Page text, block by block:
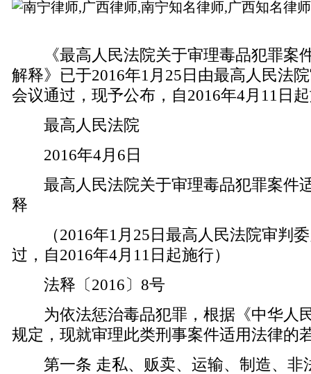
《最高人民法院关于审理毒品犯罪案
解释》已于2016年1月25日由最高人民法
会议通过，现予公布，自2016年4月11日
最高人民法院
2016年4月6日
最高人民法院关于审理毒品犯罪案件
释
（2016年1月25日最高人民法院审判委
过，自2016年4月11日起施行）
法释〔2016〕8号
为依法惩治毒品犯罪，根据《中华人
规定，现就审理此类刑事案件适用法律的
第一条 走私、贩卖、运输、制造、非